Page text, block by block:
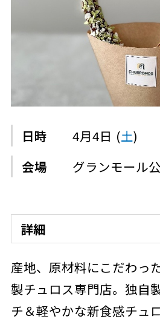
日時 4月4日 (土)
会場
グランモール
詳細
産地、原材料にこだわっ
製チュロス専門店。独自
チ＆軽やかな新食感チュ